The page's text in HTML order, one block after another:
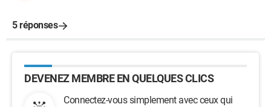
5 réponses
DEVENEZ MEMBRE EN QUELQUES CLICS
Connectez-vous simplement avec ceux qui